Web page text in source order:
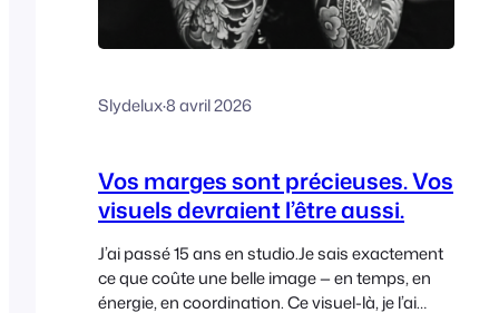
Slydelux·8 avril 2026
Vos marges sont précieuses. Vos
visuels devraient l’être aussi.
J’ai passé 15 ans en studio.Je sais exactement
ce que coûte une belle image — en temps, en
énergie, en coordination. Ce visuel-là, je l’ai